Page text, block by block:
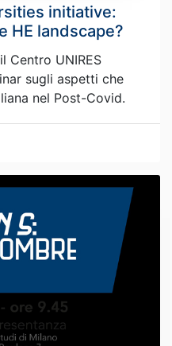
initiative:
HE landscape?
Centro UNIRES
sugli aspetti che
nel Post-Covid.